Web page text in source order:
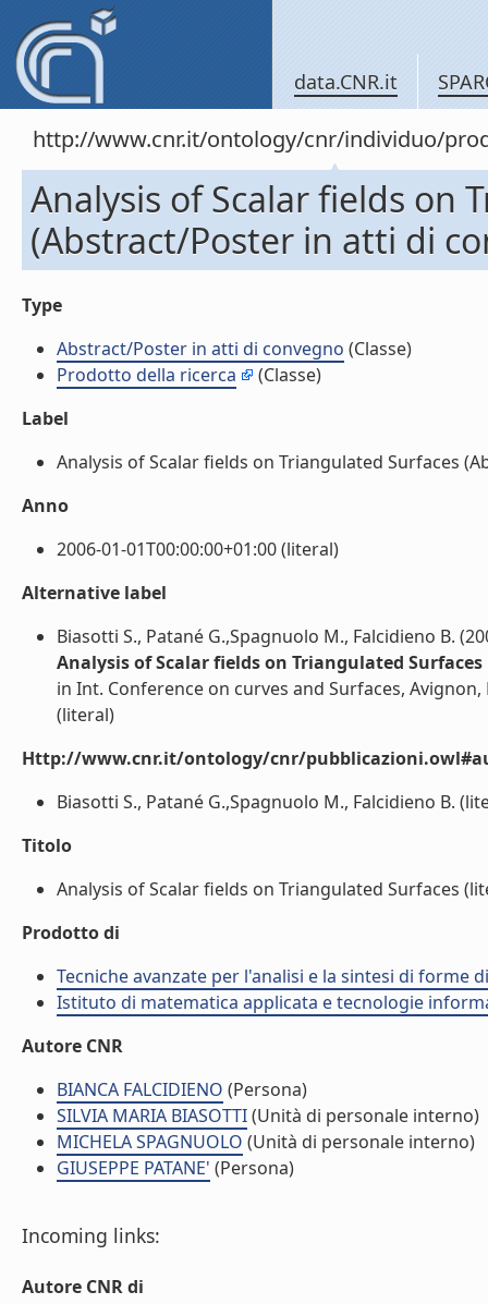
data.CNR.it
http://www.cnr.it/ontology/cnr/individuo/
Analysis of Scalar fields on
(Abstract/Poster in atti di
Type
Abstract/Poster in atti di convegno (Classe)
Prodotto della ricerca
(Classe)
Label
Analysis of Scalar fields on Triangulated Surfaces
Anno
2006-01-01T00:00:00+01:00 (literal)
Alternative label
Biasotti S., Patané G.,Spagnuolo M., Falcidieno B.
Analysis of Scalar fields on Triangulated Surfaces
in Int. Conference on curves and Surfaces, Avignon,
(literal)
Http://www.cnr.it/ontology/cnr/
Biasotti S., Patané G.,Spagnuolo M., Falcidieno B.
Titolo
Analysis of Scalar fields on Triangulated Surfaces
Prodotto di
Tecniche avanzate per l'analisi e la sintesi di forme
Istituto di matematica applicata e tecnologie
Autore CNR
BIANCA FALCIDIENO (Persona)
SILVIA MARIA BIASOTTI(Unità di personale interno)
MICHELA SPAGNUOLO (Unità di personale interno)
GIUSEPPE PATANE' (Persona)
Incoming links:
Autore CNR di